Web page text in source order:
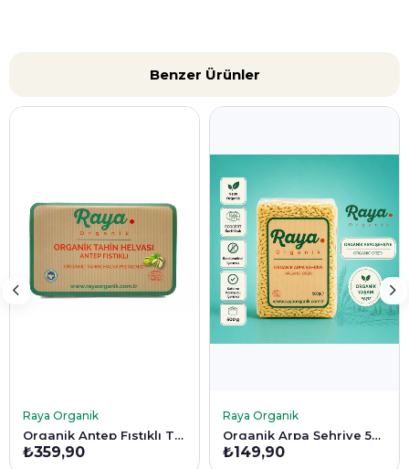
Benzer Ürünler
SEPETE EKLE
Raya Organik
Organik Antep Fıstıklı Tahin Helvası 200 Gr
₺359,90
SEPETE EKLE
Raya Organik
Organik Arpa Şehriye 500 g
₺149,90